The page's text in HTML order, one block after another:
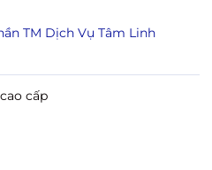
TM Dịch Vụ Tâm Linh
cao cấp